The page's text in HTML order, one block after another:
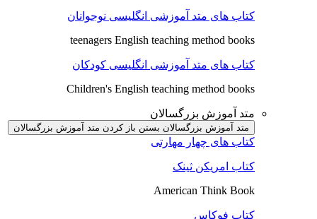
کتاب های متد آموزشی انگلیسی نوجوانان
teenagers English teaching method books
کتاب های متد آموزشی انگلیسی کودکان
Children's English teaching method books
متد آموزش بزرگسالان
متد آموزش بزرگسالان بستن باز کردن متد آموزش بزرگسالان
کتاب های چهار مهارتی
کتاب امریکن ثینک
American Think Book
کتاب فوکاس